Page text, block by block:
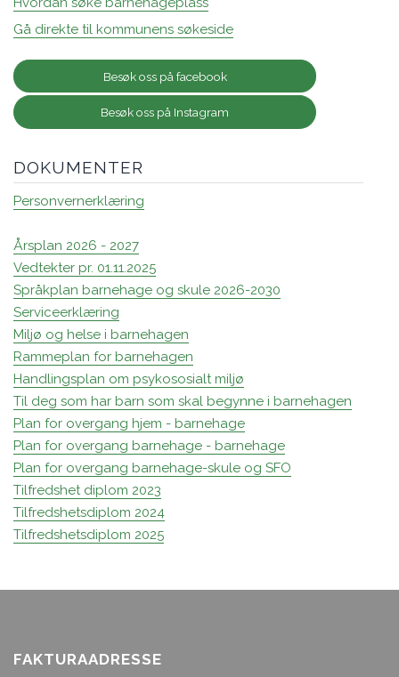
Gå direkte til kommunens søkeside
Besøk oss på facebook
Besøk oss på Instagram
DOKUMENTER
Personvernerklæring
Årsplan 2026 - 2027
Vedtekter pr. 01.11.2025
Språkplan barnehage og skule 2026-2030
Serviceerklæring
Miljø og helse i barnehagen
Rammeplan for barnehagen
Handlingsplan om psykososialt miljø
Til deg som har barn som skal begynne i barnehagen
Plan for overgang hjem - barnehage
Plan for overgang barnehage - barnehage
Plan for overgang barnehage-skule og SFO
Tilfredshet diplom 2023
Tilfredshetsdiplom 2024
Tilfredshetsdiplom 2025
FAKTURAADRESSE